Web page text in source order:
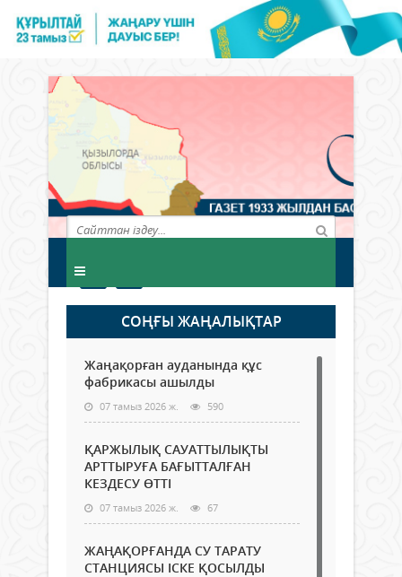
СОҢҒЫ ЖАҢАЛЫҚТАР
Жаңақорған ауданында құс
фабрикасы ашылды
07 тамыз 2026 ж. 590
ҚАРЖЫЛЫҚ САУАТТЫЛЫҚТЫ
АРТТЫРУҒА БАҒЫТТАЛҒАН
КЕЗДЕСУ ӨТТІ
07 тамыз 2026 ж. 67
ЖАҢАҚОРҒАНДА СУ ТАРАТУ
СТАНЦИЯСЫ ІСКЕ ҚОСЫЛДЫ